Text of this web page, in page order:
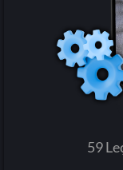
59